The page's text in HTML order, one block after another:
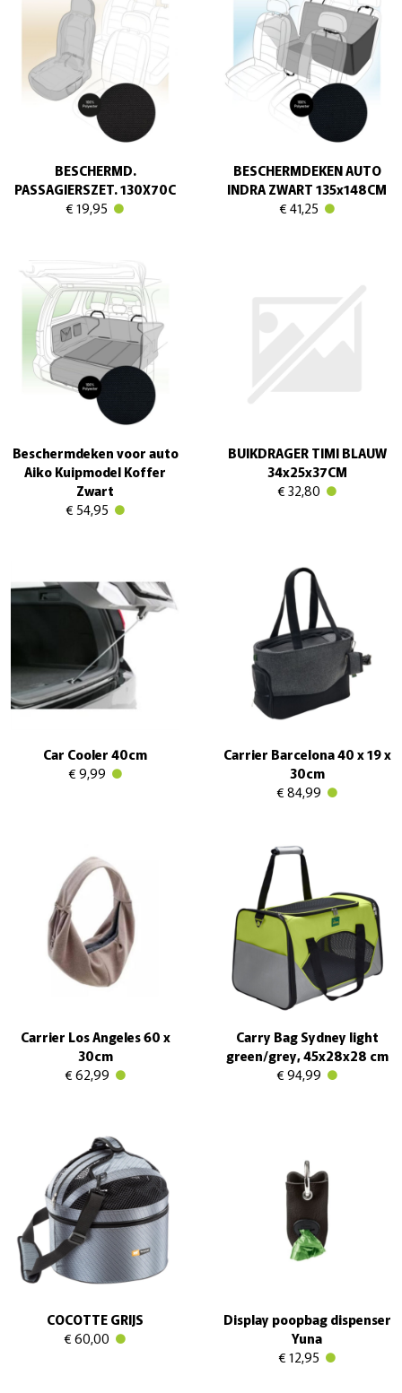
BESCHERMD.
PASSAGIERSZET. 130X70C
€ 19,95
BESCHERMDEKEN AUTO
INDRA ZWART 135x148CM
€ 41,25
Beschermdeken voor auto
Aiko Kuipmodel Koffer
Zwart
€ 54,95
BUIKDRAGER TIMI BLAUW
34x25x37CM
€ 32,80
Car Cooler 40cm
€ 9,99
Carrier Barcelona 40 x 19 x
30cm
€ 84,99
Carrier Los Angeles 60 x
30cm
€ 62,99
Carry Bag Sydney light
green/grey, 45x28x28 cm
€ 94,99
COCOTTE GRIJS
€ 60,00
Display poopbag dispenser
Yuna
€ 12,95